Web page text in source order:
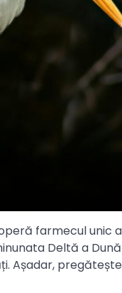
farmecul unic
Deltă a
Așadar,